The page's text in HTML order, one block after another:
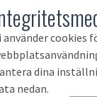
använder cookies
dina
nedan.